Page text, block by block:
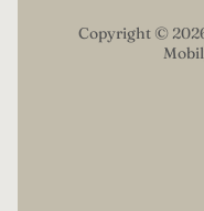
Yatak Olan Tekli
Ödeme Bildirim
Copyright ©